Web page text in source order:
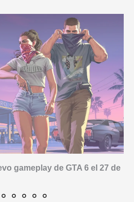
gameplay de GTA 6 el 27 de